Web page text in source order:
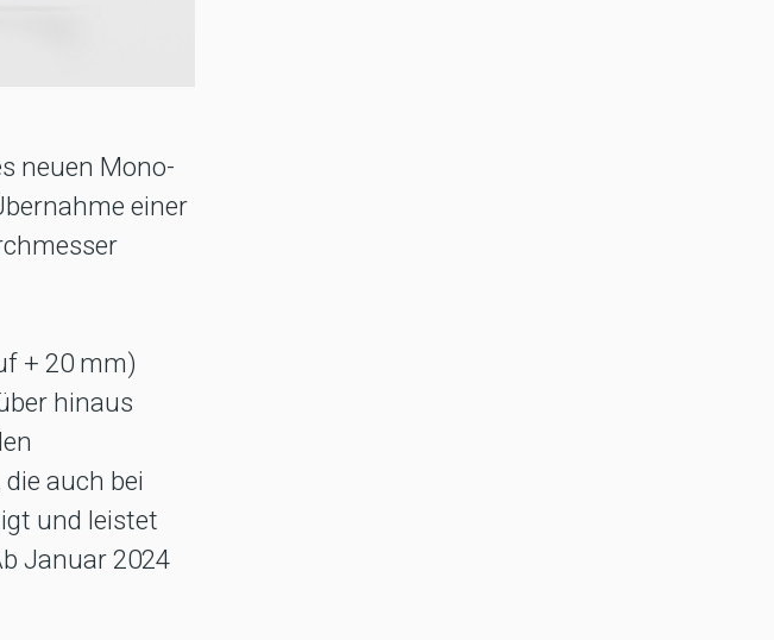
neuen Mono-
einer
+ 20 mm)
hinaus
auch bei
und leistet
Januar 2024